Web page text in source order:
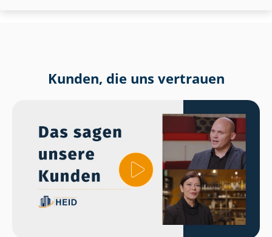
Kunden, die uns vertrauen